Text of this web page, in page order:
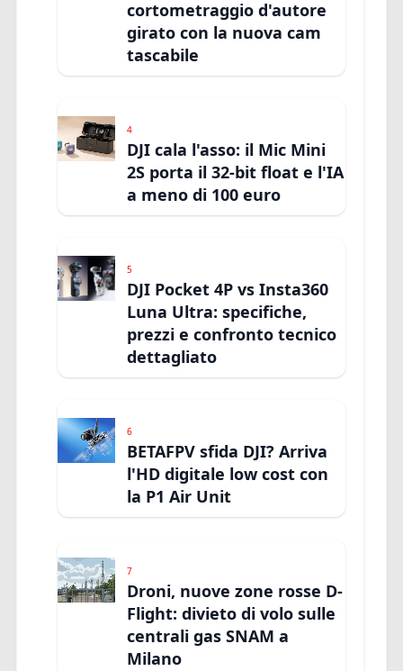
cortometraggio d'autore
girato con la nuova cam
tascabile
4
DJI cala l'asso: il Mic Mini
2S porta il 32-bit float e l'IA
a meno di 100 euro
5
DJI Pocket 4P vs Insta360
Luna Ultra: specifiche,
prezzi e confronto tecnico
dettagliato
6
BETAFPV sfida DJI? Arriva
l'HD digitale low cost con
la P1 Air Unit
7
Droni, nuove zone rosse D-
Flight: divieto di volo sulle
centrali gas SNAM a
Milano